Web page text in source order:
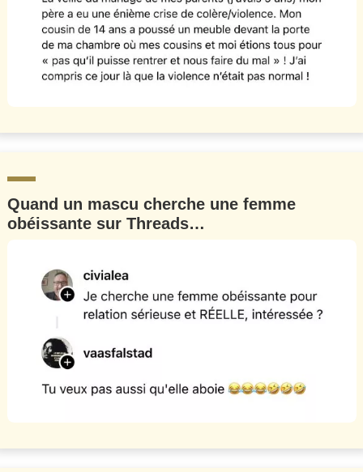
Quand un mascu cherche une femme
obéissante sur Threads…